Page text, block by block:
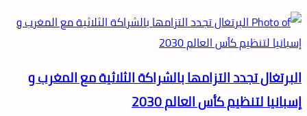
البرتغال تجدد التزامها بالشراكة الثلاثية مع المغرب و
إسبانيا لتنظيم كأس العالم 2030